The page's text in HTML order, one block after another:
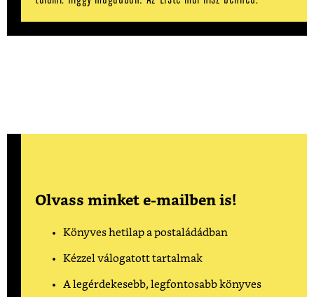
Olvass minket e-mailben is!
Könyves hetilap a postaládádban
Kézzel válogatott tartalmak
A legérdekesebb, legfontosabb könyves